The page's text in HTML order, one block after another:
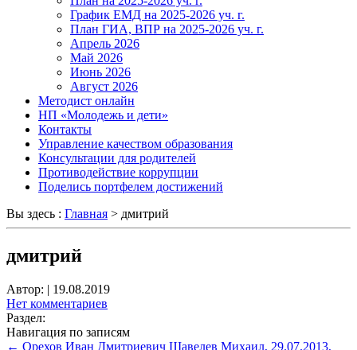
График ЕМД на 2025-2026 уч. г.
План ГИА, ВПР на 2025-2026 уч. г.
Апрель 2026
Май 2026
Июнь 2026
Август 2026
Методист онлайн
НП «Молодежь и дети»
Контакты
Управление качеством образования
Консультации для родителей
Противодействие коррупции
Поделись портфелем достижений
Вы здесь : Главная > дмитрий
дмитрий
Автор: | 19.08.2019
Нет комментариев
Раздел:
Навигация по записям
← Орехов Иван Дмитриевич Щавелев Михаил, 29.07.2013,